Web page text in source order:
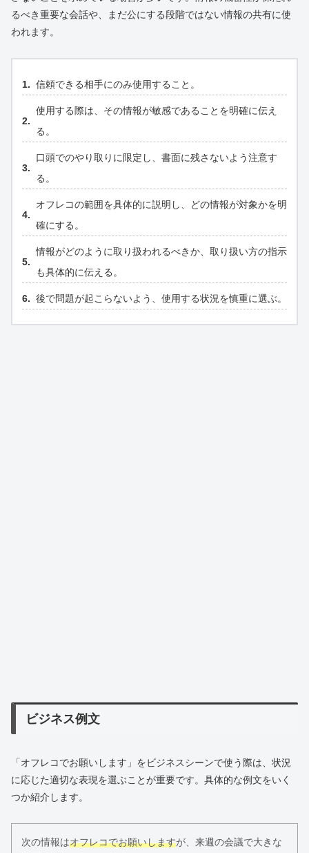
るべき重要な会話や、まだ公にする段階ではない情報の共有に使
われます。
信頼できる相手にのみ使用すること。
使用する際は、その情報が敏感であることを明確に伝え
る。
口頭でのやり取りに限定し、書面に残さないよう注意す
る。
オフレコの範囲を具体的に説明し、どの情報が対象かを明
確にする。
情報がどのように取り扱われるべきか、取り扱い方の指示
も具体的に伝える。
後で問題が起こらないよう、使用する状況を慎重に選ぶ。
ビジネス例文
「オフレコでお願いします」をビジネスシーンで使う際は、状況
に応じた適切な表現を選ぶことが重要です。具体的な例文をいく
つか紹介します。
次の情報はオフレコでお願いしますが、来週の会議で大きな